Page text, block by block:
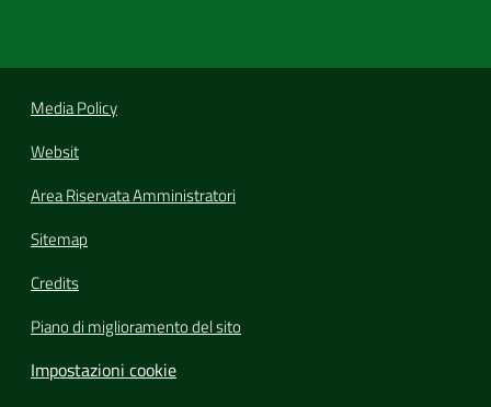
Media Policy
Websit
Area Riservata Amministratori
Sitemap
Credits
Piano di miglioramento del sito
Impostazioni cookie